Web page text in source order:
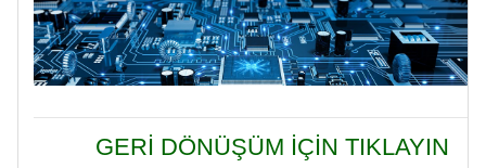
GERİ DÖNÜŞÜM İÇİN TIKLAYIN